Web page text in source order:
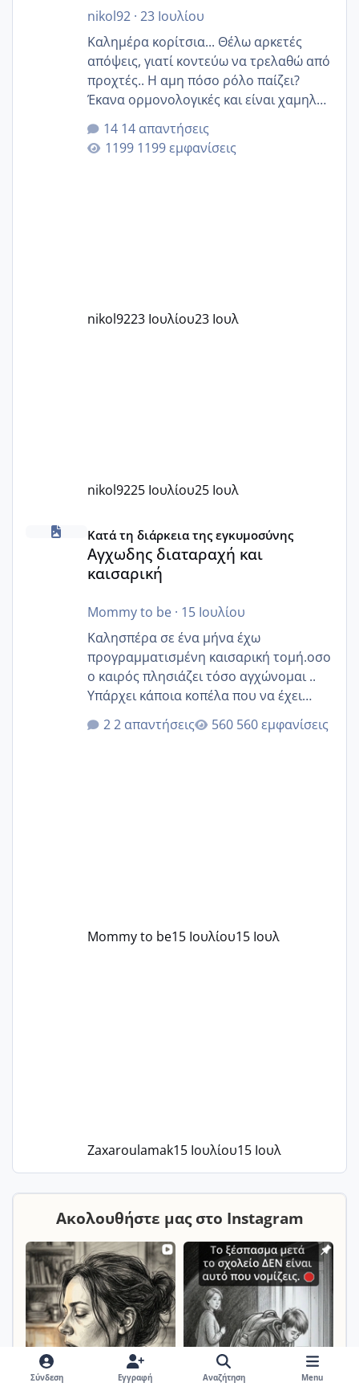
nikol92· 23 Ιουλίου
Καλημέρα κορίτσια... Θέλω αρκετές
απόψεις, γιατί κοντεύω να τρελαθώ από
προχτές.. Η αμη πόσο ρόλο παίζει?
Έκανα ορμονολογικές και είναι χαμηλή
για την ηλικία μου.. Είχα ήδη μια
εγκυμοσύνη, που έπρεπε να τερματιστεί
στην 27η εβδομάδα και προσπαθώ 7
14 απαντήσεις
1199 εμφανίσεις
nikol9223 Ιουλίου23 Ιουλ
nikol9225 Ιουλίου25 Ιουλ
Αγχωδης διαταραχή και καισαρική
Κατά τη διάρκεια της εγκυμοσύνης
Αγχωδης διαταραχή και
καισαρική
Mommy to be· 15 Ιουλίου
Καλησπέρα σε ένα μήνα έχω
προγραμματισμένη καισαρική τομή.οσο
ο καιρός πλησιάζει τόσο αγχώνομαι ..
Υπάρχει κάποια κοπέλα που να έχει
παρόμοιο ιστορικό να μας πει την
εμπειρία της;Να σημειώσω είναι η
2 απαντήσεις 560 εμφανίσεις
Mommy to be15 Ιουλίου15 Ιουλ
Zaxaroulamak15 Ιουλίου15 Ιουλ
Ακολουθήστε μας στο Instagram
Σύνδεση Εγγραφή Αναζήτηση Menu